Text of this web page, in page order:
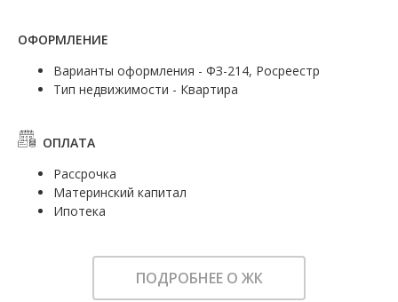
ОФОРМЛЕНИЕ
Варианты оформления - ФЗ-214, Росреестр
Тип недвижимости - Квартира
ОПЛАТА
Рассрочка
Материнский капитал
Ипотека
ПОДРОБНЕЕ О ЖК